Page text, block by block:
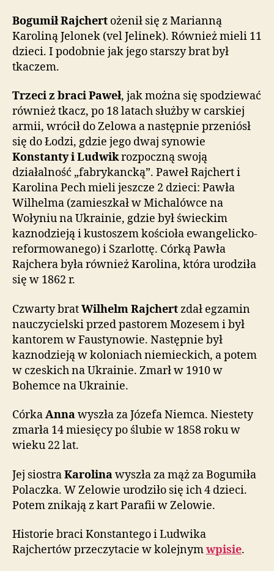
Bogumił Rajchert ożenił się z Marianną
Karoliną Jelonek (vel Jelinek). Również mieli 11
dzieci. I podobnie jak jego starszy brat był
tkaczem.
Trzeci z braci Paweł, jak można się spodziewać
również tkacz, po 18 latach służby w carskiej
armii, wrócił do Zelowa a następnie przeniósł
się do Łodzi, gdzie jego dwaj synowie
Konstanty i Ludwikrozpoczną swoją
działalność „fabrykancką”. Paweł Rajchert i
Karolina Pech mieli jeszcze 2 dzieci: Pawła
Wilhelma (zamieszkał w Michalówce na
Wołyniu na Ukrainie, gdzie był świeckim
kaznodzieją i kustoszem kościoła ewangelicko-
reformowanego) i Szarlottę. Córką Pawła
Rajchera była również Karolina, która urodziła
się w 1862 r.
Czwarty bratWilhelm Rajchertzdał egzamin
nauczycielski przed pastorem Mozesem i był
kantorem w Faustynowie. Następnie był
kaznodzieją w koloniach niemieckich, a potem
w czeskich na Ukrainie. Zmarł w 1910 w
Bohemce na Ukrainie.
CórkaAnnawyszła za Józefa Niemca. Niestety
zmarła 14 miesięcy po ślubie w 1858 roku w
wieku 22 lat.
Jej siostraKarolinawyszła za mąż za Bogumiła
Polaczka. W Zelowie urodziło się ich 4 dzieci.
Potem znikają z kart Parafii w Zelowie.
Historie braci Konstantego i Ludwika
Rajchertów przeczytacie w kolejnymwpisie.